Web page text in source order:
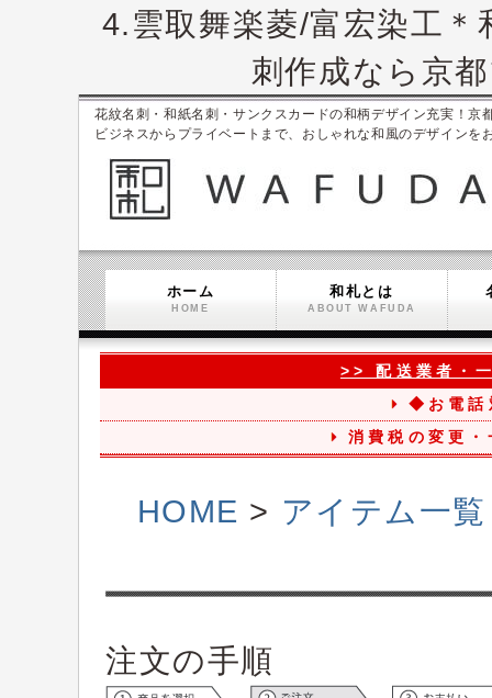
4.雲取舞楽菱/富宏染工
刺作成なら京
花紋名刺・和紙名刺・サンクスカードの和柄デザイン充実！京
ビジネスからプライベートまで、おしゃれな和風のデザインを
ホーム
HOME
和札とは
ABOUT WAFUDA
>> 配送業者・
◆お電話
消費税の変更
HOME > アイテム一覧
注文の手順